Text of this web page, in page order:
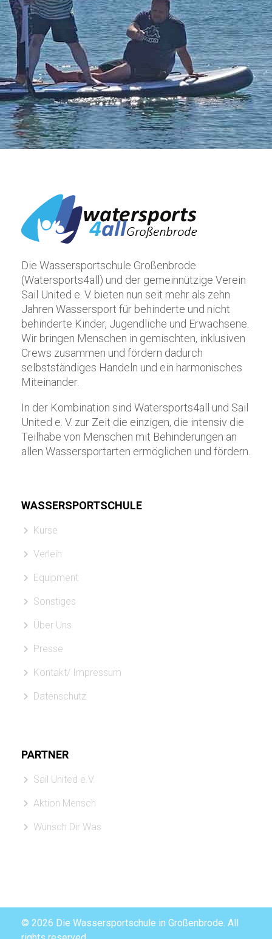
Die Wassersportschule Großenbrode
(Watersports4all) und der gemeinnützige Verein
Sail United e. V. bieten nun seit mehr als zehn
Jahren Wassersport für behinderte und nicht
behinderte Kinder, Jugendliche und Erwachsene.
Wir bringen Menschen in gemischten, inklusiven
Crews zusammen und fördern dadurch
selbstständiges Handeln und ein harmonisches
Miteinander.
In der Kombination sind Watersports4all und Sail
United e. V. zur Zeit die einzigen, die intensiv die
Teilhabe von Menschen mit Behinderungen an
allen Wassersportarten ermöglichen und fördern.
WASSERSPORTSCHULE
Kurse
Verleih
Equipment
Sonstiges
Über Uns
Presse
Kontakt/ Impressum
Datenschutz
PARTNER
Sail United e.V.
Aktion Mensch
Wünsch Dir Was
© 2026 Die Wassersportschule in Großenbrode. All